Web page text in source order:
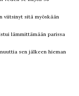
viitsinyt sitä myöskään
lämmittämään parissa
sen jälkeen hieman